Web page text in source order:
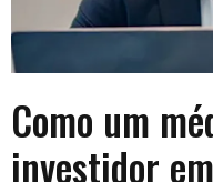
Como um
investidor